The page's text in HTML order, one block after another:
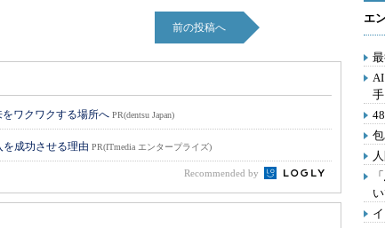
前の投稿へ
ワクワクする場所へ PR(dentsu Japan)
成功させる理由 PR(ITmedia エンタープライズ)
Recommended by
エ